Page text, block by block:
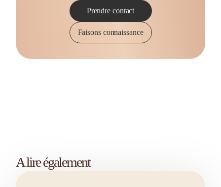
Prendre contact
Faisons connaissance
A lire également